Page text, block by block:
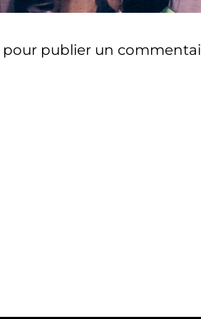
pour publier un